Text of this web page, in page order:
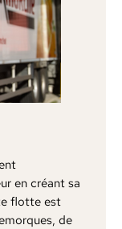
en créant sa
flotte est
de